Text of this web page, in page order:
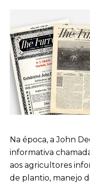
Na época, a John
informativa
aos agricultores
de plantio, manejo